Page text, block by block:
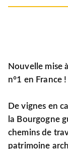
Nouvelle mise
n°1 en France !
De vignes en
la Bourgogne
chemins de
patrimoine